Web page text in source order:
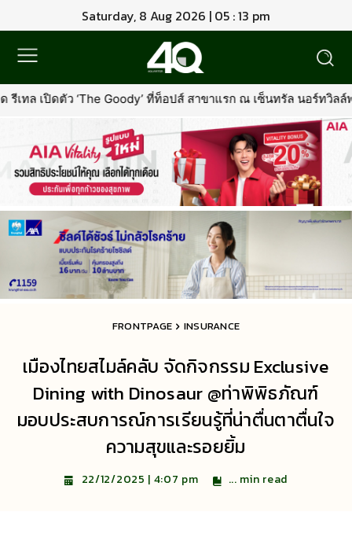
Saturday, 8 Aug 2026 | 05 : 13 pm
อปส์ สาขาแรก ณ เซ็นทรัล นอร์ทวิลล์พร้อมรุกตลาด Premium Pet
FRONTPAGE INSURANCE
เมืองไทยสไมล์คลับ จัดกิจกรรม Exclusive
Dining with Dinosaur @ท่าพิพิธภัณฑ์
มอบประสบการณ์การเรียนรู้ที่น่าตื่นตาตื่นใจ
ความสุขและรอยยิ้ม
22/12/2025 | 4:07 pm ... min read